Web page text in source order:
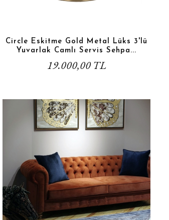
Circle Eskitme Gold Metal Lüks 3'lü
Yuvarlak Camlı Servis Sehpa...
19.000,00 TL